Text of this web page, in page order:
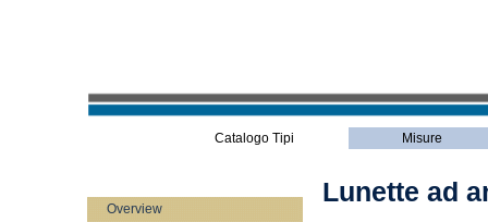
Catalogo Tipi Misure
Overview
Lunette ad